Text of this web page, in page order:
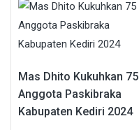
Mas Dhito Kukuhkan 75
Anggota Paskibraka
Kabupaten Kediri 2024